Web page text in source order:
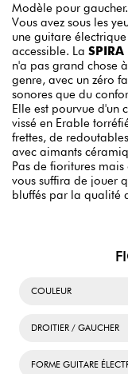
Modèle pour gaucher.
Vous avez sous les
une guitare
accessible. La
n'a pas grand chose
genre, avec un zéro
sonores que du
Elle est pourvue d'un
vissé en Erable
frettes, de
avec aimants
Pas de fioritures
vous suffira de jouer
bluffés par la qualité
COULEUR
DROITIER / GAUCHER
FORME GUITARE